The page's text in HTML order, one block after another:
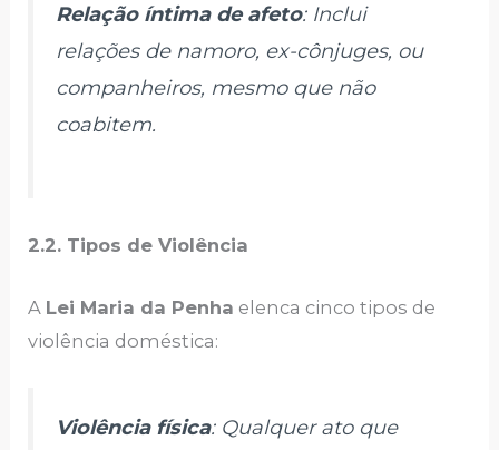
Relação íntima de afeto: Inclui
relações de namoro, ex-cônjuges, ou
companheiros, mesmo que não
coabitem.
2.2. Tipos de Violência
A Lei Maria da Penha elenca cinco tipos de
violência doméstica:
Violência física: Qualquer ato que